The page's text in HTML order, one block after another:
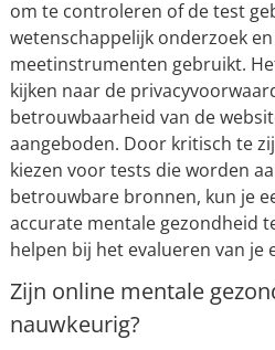
om te controleren of de test
wetenschappelijk onderzoek
meetinstrumenten gebruikt.
kijken naar de
betrouwbaarheid van de
aangeboden. Door kritisch te
kiezen voor tests die worden
betrouwbare bronnen, kun je
accurate mentale gezondheid
helpen bij het evalueren van je
Zijn online mentale
nauwkeurig?